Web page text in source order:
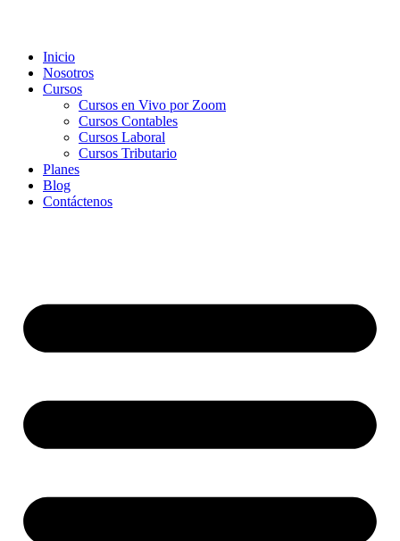
Inicio
Nosotros
Cursos
Cursos en Vivo por Zoom
Cursos Contables
Cursos Laboral
Cursos Tributario
Planes
Blog
Contáctenos